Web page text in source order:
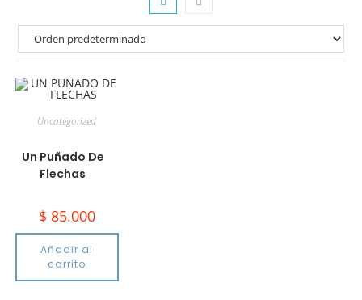
Uncategorized
Un Puñado De
Flechas
$ 85.000
Añadir al
carrito